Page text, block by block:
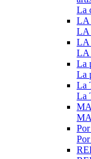
La
LA
LA
LA
LA
La
La
La
La